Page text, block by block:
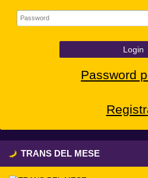
Login
Password
TRANS DEL MESE